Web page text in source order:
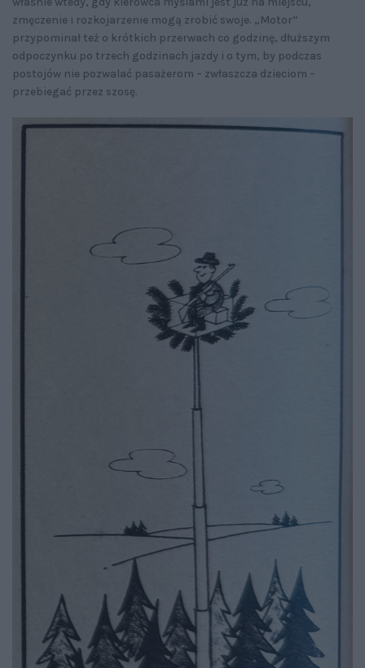
zmęczenie i rozkojarzenie mogą zrobić swoje. „Motor”
przypominał też o krótkich przerwach co godzinę, dłuższym
odpoczynku po trzech godzinach jazdy i o tym, by podczas
postojów nie pozwalać pasażerom – zwłaszcza dzieciom –
przebiegać przez szosę.